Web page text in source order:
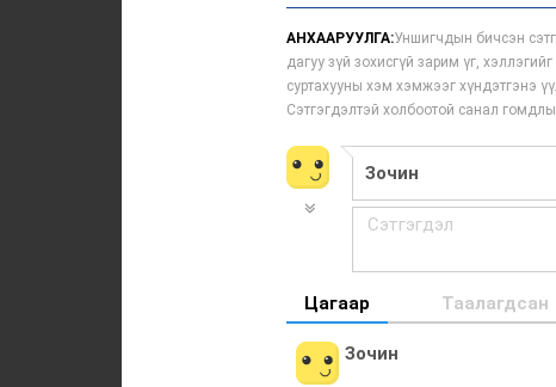
АНХААРУУЛГА:Уншигчдын бичсэн
дагуу зүй зохисгүй зарим үг,
суртахууны хэм хэмжээг хүндэтгэнэ
Сэтгэгдэлтэй холбоотой санал
Цагаар Таалагдсан
Зочин